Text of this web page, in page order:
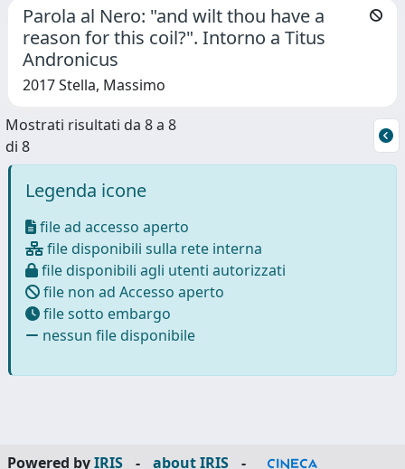
Parola al Nero: "and wilt thou have a
reason for this coil?". Intorno a Titus
Andronicus
2017 Stella, Massimo
Mostrati risultati da 8 a 8
di 8
Legenda icone
file ad accesso aperto
file disponibili sulla rete interna
file disponibili agli utenti autorizzati
file non ad Accesso aperto
file sotto embargo
nessun file disponibile
Powered byIRIS - about IRIS -